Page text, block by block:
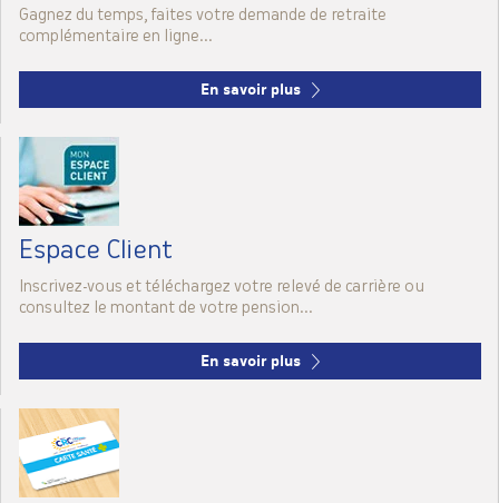
Gagnez du temps, faites votre demande de retraite
complémentaire en ligne...
En savoir plus
Espace Client
Inscrivez-vous et téléchargez votre relevé de carrière ou
consultez le montant de votre pension...
En savoir plus